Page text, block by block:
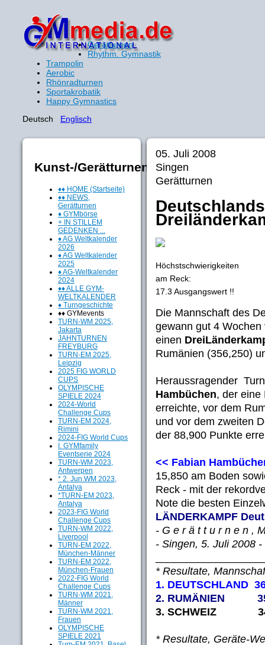
Gerätturnen
Rhythm. Gymnastik
Trampolin
Aerobic
Rhönradturnen
Sportakrobatik
Happy Gymnastics
Deutsch Englisch
Kunst-/Gerätturnen
♦♦ HOME (Startseite)
♦♦ NEWS,
Gerätturnen
♦ GYMbörse
+ IN STILLEM
GEDENKEN ...
♦ AG Weltkalender
2026
♦ AG Weltkalender
2025
♦ AG-Weltkalender
2024
♦♦ ALLE GYM-
WELTKALENDER
♦ Turngeschichte
♦♦ GYMevents
TURN-WM 2025,
Jakarta
JAHNTURNEN
FREYBURG
TURN-EM 2025,
Leipzig
2025 FIG WORLD
CUPS
OLYMPISCHE
SPIELE 2024
2024-World
Challenge Cups
TURN-EM 2024,
Rimini
2024-FIG World Cups
I. GYMfamily
Eventserie 2024
TURN-WM 2023,
Antwerpen
* 2. Jun.WM 2023,
Antalya
*TURN-EM 2023,
Antalya
2023-FIG World
Challenge Cups
TURN-WM 2022,
Liverpool
TURN-EM 2022,
München-Männer
TURN-EM 2022,
München-Frauen
2022-FIG World
Challenge Cups
TURN-WM 2021,
Männer
TURN-WM 2021,
Frauen
OLYMPISCHE
SPIELE 2021
05. Juli 2008
Singen
Gerätturnen
Höchstschwierigkeiten
am Reck:
17.3 Ausgangswert !!
Die Mannschaft des
gewann gut 4
einen
Rumänien (356,250)
Heraussragender
Hambüchen, der eine
erreichte, vor dem
und vor dem zweiten
der 88,900 Punkte
<< Fabian
15,850 am Boden
Reck - mit der
Note die besten
LÄNDERKAMPF
- G e r ä t t u r n e n ,
- Singen, 5. Juli 2008 -
* Resultate,
1. DEUTSCHLAND
2. RUMÄNIEN
3. SCHWEIZ
* Resultate, Geräte-